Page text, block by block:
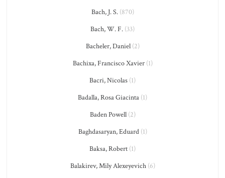
Bach, J. S.(870)
Bach, W. F. (33)
Bacheler, Daniel(2)
Bachixa, Francisco Xavier(1)
Bacri, Nicolas (1)
Badalla, Rosa Giacinta (1)
Baden Powell(2)
Baghdasaryan, Eduard(1)
Baksa, Robert (1)
Balakirev, Mily Alexeyevich(6)